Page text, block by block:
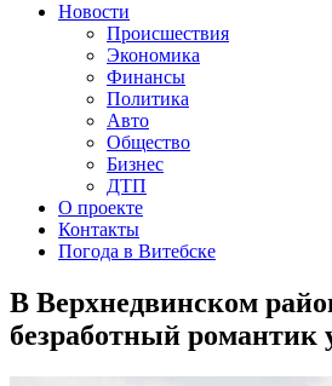
Новости
Происшествия
Экономика
Финансы
Политика
Авто
Общество
Бизнес
ДТП
О проекте
Контакты
Погода в Витебске
В Верхнедвинском
безработный романтик